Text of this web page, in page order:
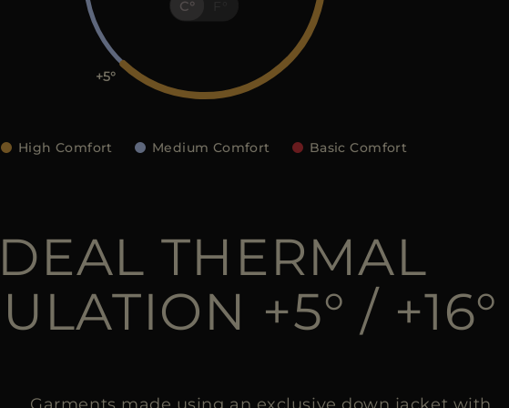
C
+5
High Comfort Medium Comfort Basic Comfort
THERMAL
+5° / +16°